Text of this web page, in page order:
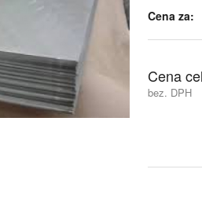
Cena za:
Cena
bez. DPH